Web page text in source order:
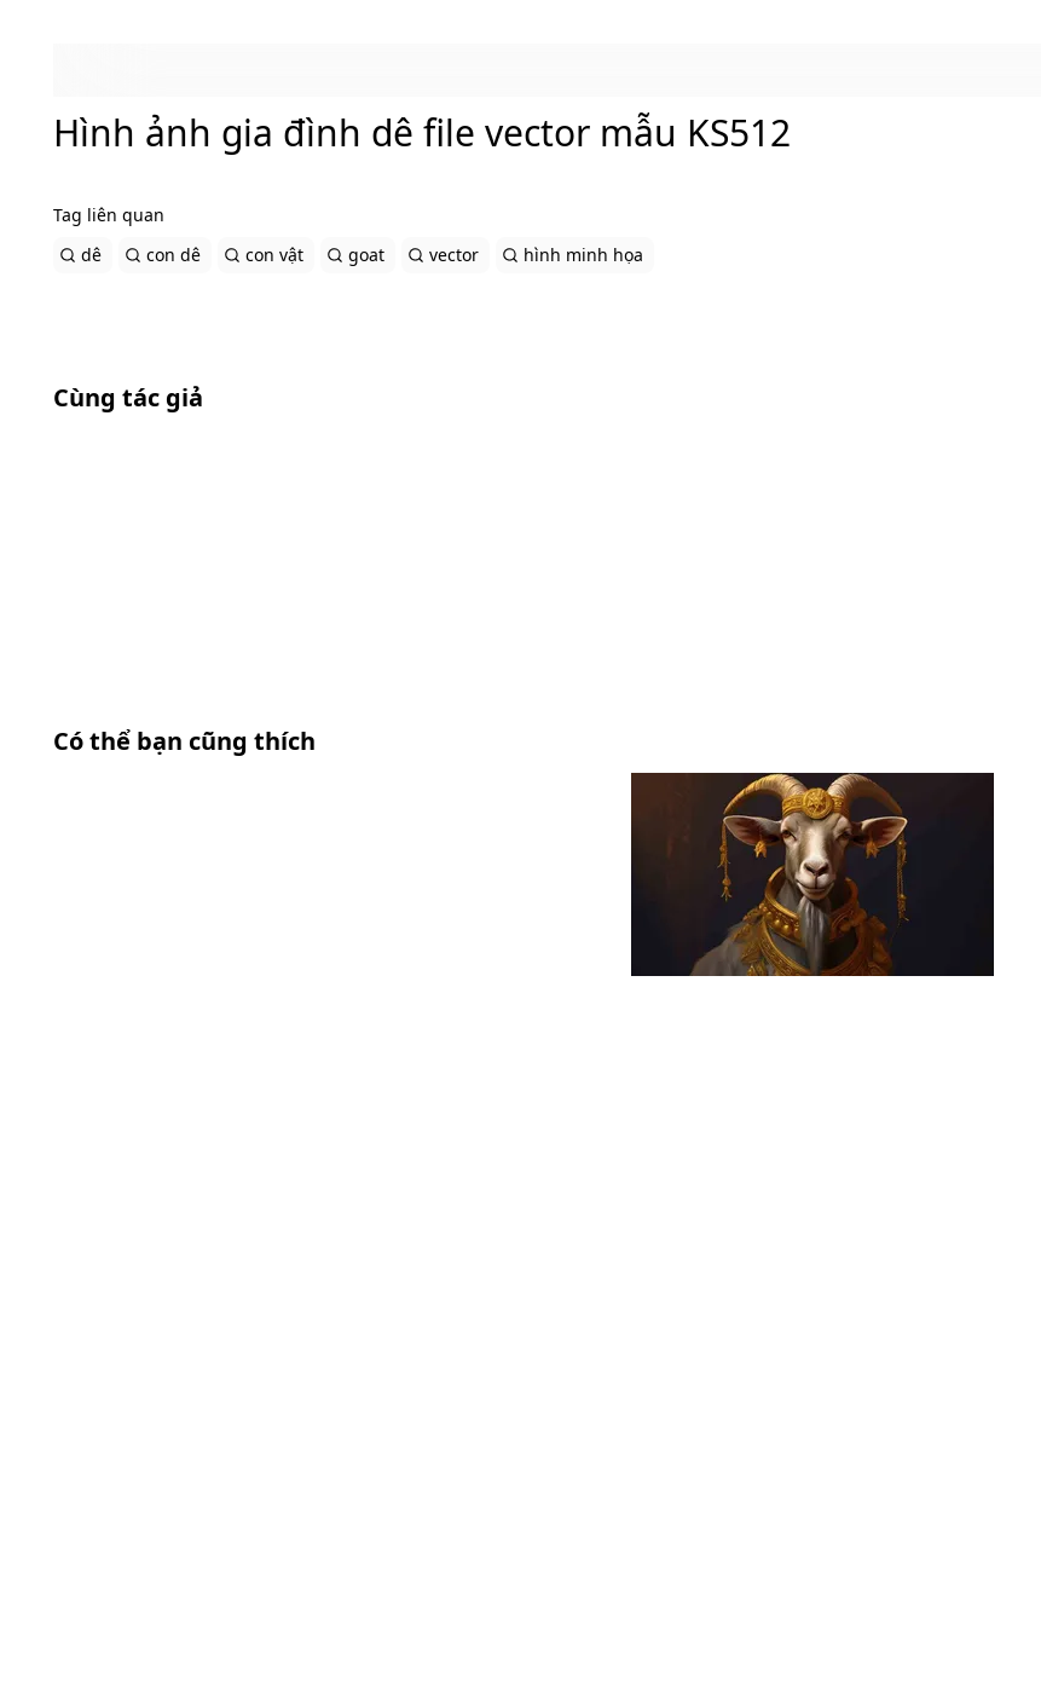
Hình ảnh gia đình dê file vector mẫu KS512
Tag liên quan
dê
con dê con vật goat vector hình minh họa
Cùng tác giả
Có thể bạn cũng thích